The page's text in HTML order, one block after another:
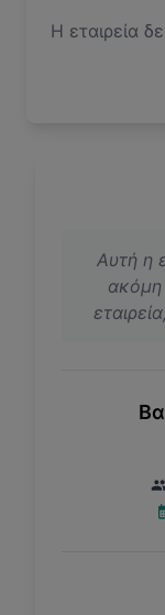
Η εταιρεία
Αυτή η
ακόμη